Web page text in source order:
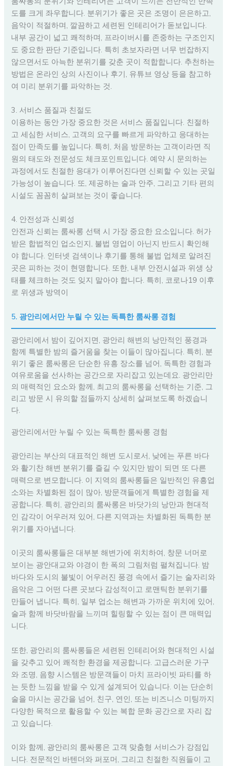
도를 크게 좌우합니다. 분위기가 좋은 곳은 조명이 은은하고,
음악이 적절하며, 깔끔하고 세련된 인테리어가 돋보입니다.
내부 공간이 넓고 쾌적하며, 프라이버시를 존중하는 구조인지
도 중요한 판단 기준입니다. 특히 초보자라면 너무 번잡하지
않으면서도 아늑한 분위기를 갖춘 곳이 적합합니다. 추천하는
방법은 온라인 상의 사진이나 후기, 유튜브 영상 등을 참고하
여 미리 분위기를 파악하는 것.
3. 서비스 품질과 친절도
이용하는 동안 가장 중요한 것은 서비스 품질입니다. 친절하
고 세심한 서비스, 고객의 요구를 빠르게 파악하고 응대하는
점이 만족도를 높입니다. 특히, 처음 방문하는 고객이라면 직
원의 태도와 전문성도 체크포인트입니다. 예약 시 문의하는
과정에서도 친절한 응대가 이루어진다면 신뢰할 수 있는 곳일
가능성이 높습니다. 또, 제공하는 술과 안주, 그리고 기타 편의
시설도 꼼꼼히 살펴보는 것이 좋습니다.
4. 안전성과 신뢰성
안전과 신뢰는 룸싸롱 선택 시 가장 중요한 요소입니다. 허가
받은 합법적인 업소인지, 불법 영업이 아닌지 반드시 확인해
야 합니다. 인터넷 검색이나 후기를 통해 불법 업체로 알려진
곳은 피하는 것이 현명합니다. 또한, 내부 안전시설과 위생 상
태를 체크하는 것도 잊지 말아야 합니다. 특히, 코로나19 이후
로 위생과 방역이
5. 광안리에서만 누릴 수 있는 독특한 룸싸롱 경험
광안리에서 밤이 깊어지면, 광안리 해변의 낭만적인 풍경과
함께 특별한 밤의 즐거움을 찾는 이들이 많아집니다. 특히, 분
위기 좋은 룸싸롱은 단순한 유흥 장소를 넘어, 독특한 경험과
여유로움을 선사하는 공간으로 자리잡고 있는데요. 광안리만
의 매력적인 요소와 함께, 최고의 룸싸롱을 선택하는 기준, 그
리고 방문 시 유의할 점들까지 상세히 살펴보도록 하겠습니
다.
광안리에서만 누릴 수 있는 독특한 룸싸롱 경험
광안리는 부산의 대표적인 해변 도시로서, 낮에는 푸른 바다
와 활기찬 해변 분위기를 즐길 수 있지만 밤이 되면 또 다른
매력으로 변모합니다. 이 지역의 룸싸롱들은 일반적인 유흥업
소와는 차별화된 점이 많아, 방문객들에게 특별한 경험을 제
공합니다. 특히, 광안리의 룸싸롱은 바닷가의 낭만과 현대적
인 감각이 어우러져 있어, 다른 지역과는 차별화된 독특한 분
위기를 자아냅니다.
이곳의 룸싸롱들은 대부분 해변가에 위치하여, 창문 너머로
보이는 광안대교와 야경이 한 폭의 그림처럼 펼쳐집니다. 밤
바다와 도시의 불빛이 어우러진 풍경 속에서 즐기는 술자리와
음악은 그 어떤 다른 곳보다 감성적이고 로맨틱한 분위기를
만들어 냅니다. 특히, 일부 업소는 해변과 가까운 위치에 있어,
술과 함께 바닷바람을 느끼며 힐링할 수 있는 점이 큰 매력입
니다.
또한, 광안리의 룸싸롱들은 세련된 인테리어와 현대적인 시설
을 갖추고 있어 쾌적한 환경을 제공합니다. 고급스러운 가구
와 조명, 음향 시스템은 방문객들이 마치 프라이빗 파티를 하
는 듯한 느낌을 받을 수 있게 설계되어 있습니다. 이는 단순히
술을 마시는 공간을 넘어, 친구, 연인, 또는 비즈니스 미팅까지
다양한 목적으로 활용할 수 있는 복합 문화 공간으로 자리 잡
고 있습니다.
이와 함께, 광안리의 룸싸롱은 고객 맞춤형 서비스가 강점입
니다. 전문적인 바텐더와 퍼포머, 그리고 친절한 직원들이 고